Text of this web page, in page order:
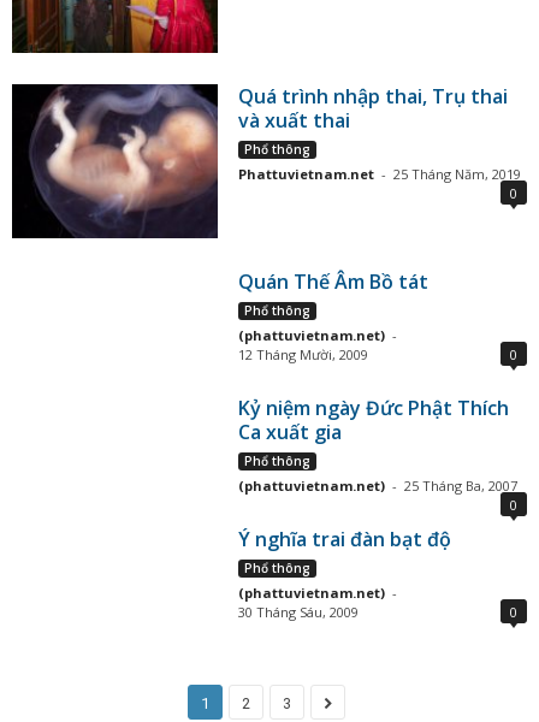
Quá trình nhập thai, Trụ thai
và xuất thai
Phổ thông
Phattuvietnam.net - 25 Tháng Năm, 2019
0
Quán Thế Âm Bồ tát
Phổ thông
(phattuvietnam.net) -
12 Tháng Mười, 2009
0
Kỷ niệm ngày Đức Phật Thích
Ca xuất gia
Phổ thông
(phattuvietnam.net) - 25 Tháng Ba, 2007
0
Ý nghĩa trai đàn bạt độ
Phổ thông
(phattuvietnam.net) -
30 Tháng Sáu, 2009
0
1 2 3